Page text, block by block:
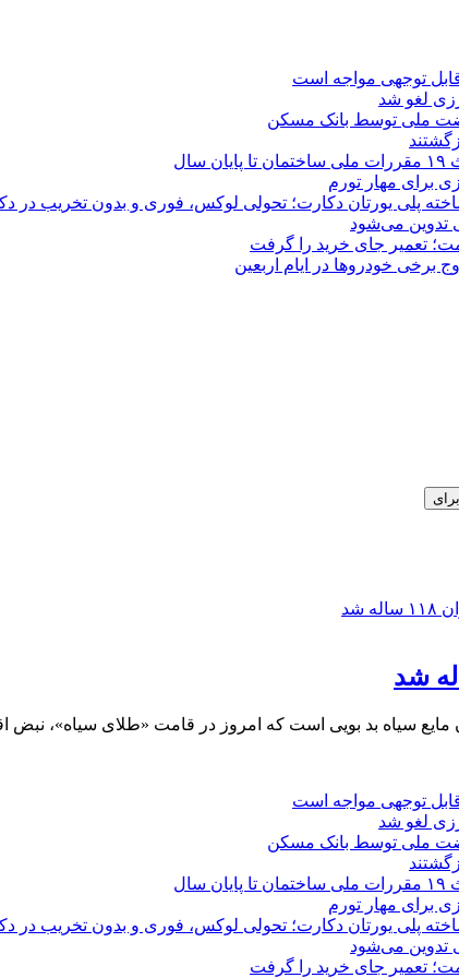
قابل توجهی مواجه است
لغو شد
برای مهار تورم
پلی یورتان دکارت؛ تحولی لوکس، فوری و بدون تخریب در
تدوین می‌شود
تعمیر جای خرید را گرفت
خودروها در ایام اربعین
سیاه بد بویی است که امروز در قامت «طلای سیاه»، نبض
قابل توجهی مواجه است
لغو شد
برای مهار تورم
پلی یورتان دکارت؛ تحولی لوکس، فوری و بدون تخریب در
تدوین می‌شود
تعمیر جای خرید را گرفت